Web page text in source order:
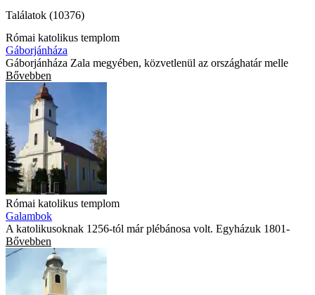
Találatok (10376)
Római katolikus templom
Gáborjánháza
Gáborjánháza Zala megyében, közvetlenül az országhatár melle
Bővebben
Római katolikus templom
Galambok
A katolikusoknak 1256-tól már plébánosa volt. Egyházuk 1801-
Bővebben